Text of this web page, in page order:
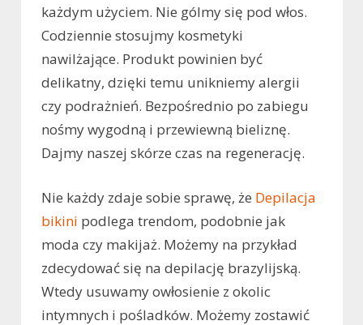
każdym użyciem. Nie gólmy się pod włos.
Codziennie stosujmy kosmetyki
nawilżające. Produkt powinien być
delikatny, dzięki temu unikniemy alergii
czy podrażnień. Bezpośrednio po zabiegu
nośmy wygodną i przewiewną bieliznę.
Dajmy naszej skórze czas na regenerację.
Nie każdy zdaje sobie sprawę, że Depilacja
bikini podlega trendom, podobnie jak
moda czy makijaż. Możemy na przykład
zdecydować się na depilację brazylijską.
Wtedy usuwamy owłosienie z okolic
intymnych i pośladków. Możemy zostawić